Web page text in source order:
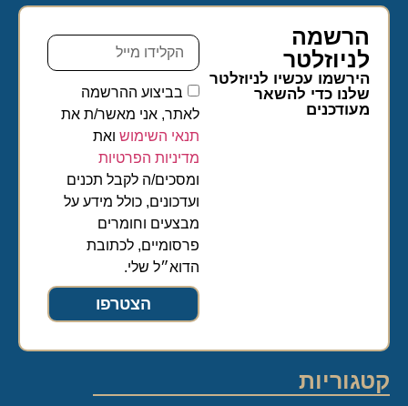
הרשמה
לניוזלטר​
הירשמו עכשיו לניוזלטר
שלנו כדי להשאר
מעודכנים
בביצוע ההרשמה
לאתר, אני מאשר/ת את
תנאי השימושואת
מדיניות הפרטיות
ומסכים/ה לקבל תכנים
ועדכונים, כולל מידע על
מבצעים וחומרים
פרסומיים, לכתובת
הדוא״ל שלי.
הצטרפו
קטגוריות